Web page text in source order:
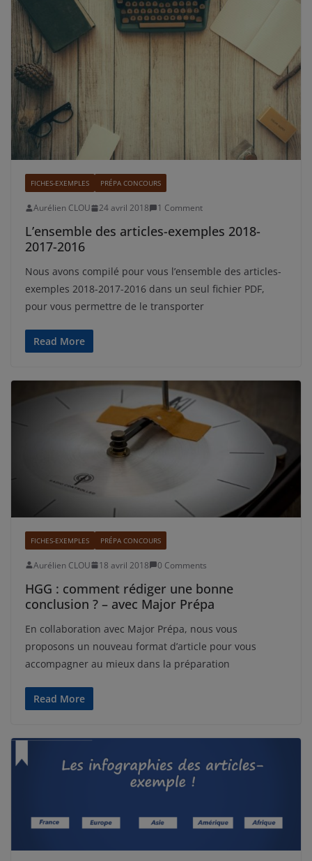
FICHES-EXEMPLES PRÉPA CONCOURS
Aurélien CLOU 24 avril 2018 1 Comment
L’ensemble des articles-exemples 2018-
2017-2016
Nous avons compilé pour vous l’ensemble des articles-
exemples 2018-2017-2016 dans un seul fichier PDF,
pour vous permettre de le transporter
Read More
FICHES-EXEMPLES PRÉPA CONCOURS
Aurélien CLOU 18 avril 2018 0 Comments
HGG : comment rédiger une bonne
conclusion ? – avec Major Prépa
En collaboration avec Major Prépa, nous vous
proposons un nouveau format d’article pour vous
accompagner au mieux dans la préparation
Read More